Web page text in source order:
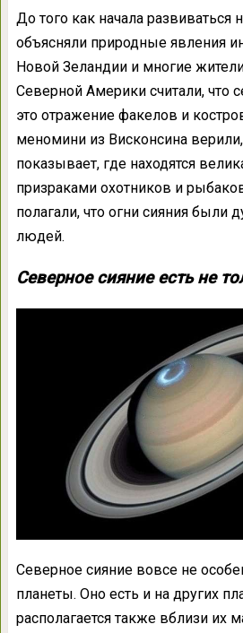
До того как начала развиваться
объясняли природные явления
Новой Зеландии и многие
Северной Америки считали, что
это отражение факелов и
меномини из Висконсина
показывает, где находятся
призраками охотников и
полагали, что огни сияния
людей.
Северное сияние есть не
Северное сияние вовсе не
планеты. Оно есть и на других
располагается также вблизи их